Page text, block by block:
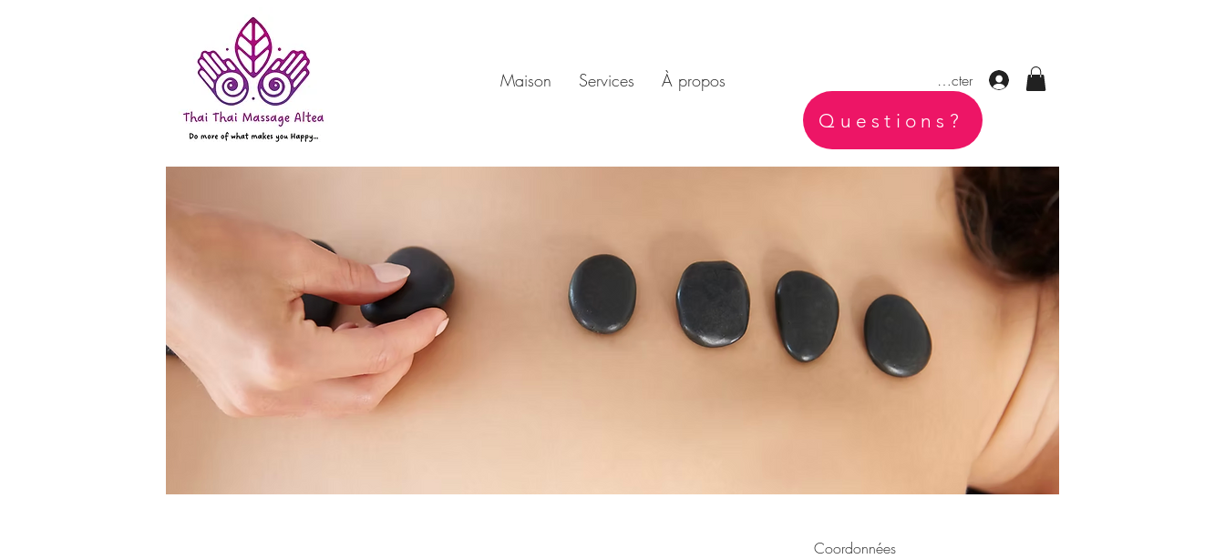
Maison Services À propos
Questions?
Se connecter
Coordonnées